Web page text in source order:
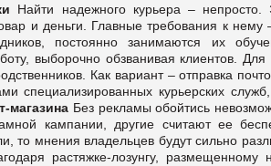
Найти надежного курьера –
и деньги. Главные требования к
постоянно занимаются их
выборочно обзванивая клиентов.
Как вариант – отправка
специализированных курьерских
магазина Без рекламы обойтись
кампании, другие считают ее
то мнения владельцев будут сильно
растяжке-лозунгу,